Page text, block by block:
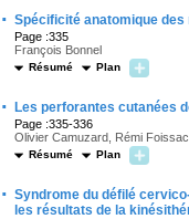
· Spécificité anatomique
Page :335
François Bonnel
Résumé Plan
· Les perforantes cutanées
Page :335-336
Olivier Camuzard, Rémi
Résumé Plan
· Syndrome du défilé
les résultats de la